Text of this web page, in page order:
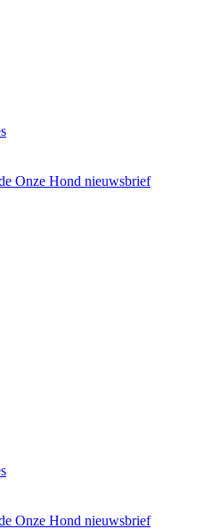
Onze Hond nieuwsbrief
Onze Hond nieuwsbrief